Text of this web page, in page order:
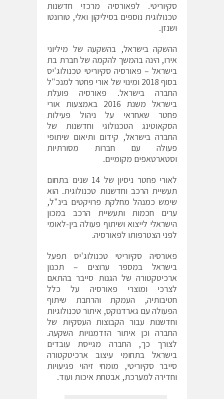
סקיוריטי. לפאורסיה מרכזי חדשנות
טכנולוגית נוספים בסיליקון ואלי, טורונטו
ושנזן.
ההשקה בישראל, בהשקעה של מיליוני
אירו, הינה בהמשך להקמה של חברת בת
בישראל – פאורסיה סקיוריטי טכנולוג'יס
בסוף 2018 ומינוי של אורי פחטר למנכ"ל
החברה בישראל. פאורסיה פועלת
בישראל משנת 2016 באמצעות אורי
פחטר שאחראי על ניהול פעילות
הסקאוטינג הטכנולוגי וחדשנות של
החברה בישראל, קידום ותיאום שיתופי
פעולה עם חברות מסורתיות
וסטארטאפים מקומיים.
לאורי פחטר ניסיון של 14 שנים בתחום
תעשיית הרכב וחדשנות טכנולוגית. הוא
שימש כמנהל מחלקת פרויקטים בינ"ל,
ערים חכמות ותעשיית הרכב במכון
הישראלי לייצוא ושיתוף פעולה בין-לאומי
לפני הצטרפותו לפאורסיה.
פאורסיה סקיוריטי טכנולוג'יס תפעל
בישראל במספר ערוצים – תכנון
ארכיטקטורה של הגנות סייבר בהתאם
לצרכי ומוצרי פאורסיה על כלל
חטיבותיה, העמקת והרחבת שיתוף
הפעולה עם גארדנוקס, איתור טכנולוגיות
וחדשנות עבור הקבוצות העסקיות של
החברה וכן איתור הזדמנויות השקעה.
לצורך כך, החברה מגייסת עובדים
בישראל בתחומי עיצוב ארכיטקטורה
סייבר סקיוריטי, מומחי זיהוי פגיעויות
וחדירה למערכת, אבטחת איכות ועוד.